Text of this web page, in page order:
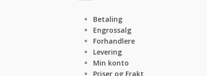
Betaling
Engrossalg
Forhandlere
Levering
Min konto
Priser og Frakt